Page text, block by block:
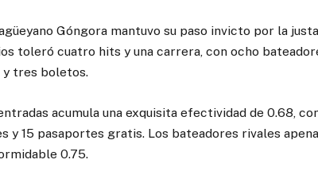
Góngora mantuvo su paso invicto por la
toleró cuatro hits y una carrera, con ocho
tres boletos.
acumula una exquisita efectividad de 0.68,
y 15 pasaportes gratis. Los bateadores rivales
0.75.